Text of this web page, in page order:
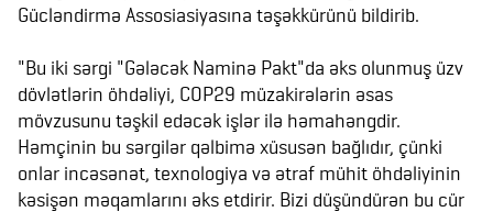
Gücləndirmə Assosiasiyasına təşəkkürünü bildirib.
"Bu iki sərgi "Gələcək Naminə Pakt"da əks olunmuş üzv
dövlətlərin öhdəliyi, COP29 müzakirələrin əsas
mövzusunu təşkil edəcək işlər ilə həmahəngdir.
Həmçinin bu sərgilər qəlbimə xüsusən bağlıdır, çünki
onlar incəsənət, texnologiya və ətraf mühit öhdəliyinin
kəsişən məqamlarını əks etdirir. Bizi düşündürən bu cür